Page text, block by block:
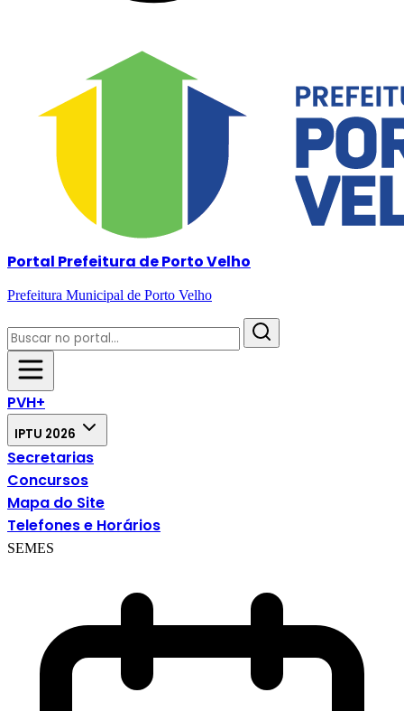
Portal Prefeitura de Porto Velho
Prefeitura Municipal de Porto Velho
PVH+
IPTU 2026
Secretarias
Concursos
Mapa do Site
Telefones e Horários
SEMES